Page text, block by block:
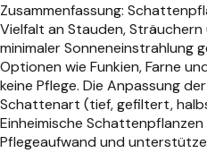
Zusammenfassung:
Vielfalt an Stauden,
minimaler Sonneneinstrahlung
Optionen wie Funkien, Farne
keine Pflege. Die Anpassung
Schattenart (tief, gefiltert,
Einheimische
Pflegeaufwand und